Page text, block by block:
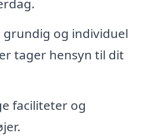
og individuel
tager hensyn til dit
faciliteter og